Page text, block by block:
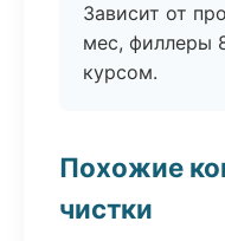
Зависит от
мес, филлеры
курсом.
Похожие
чистки